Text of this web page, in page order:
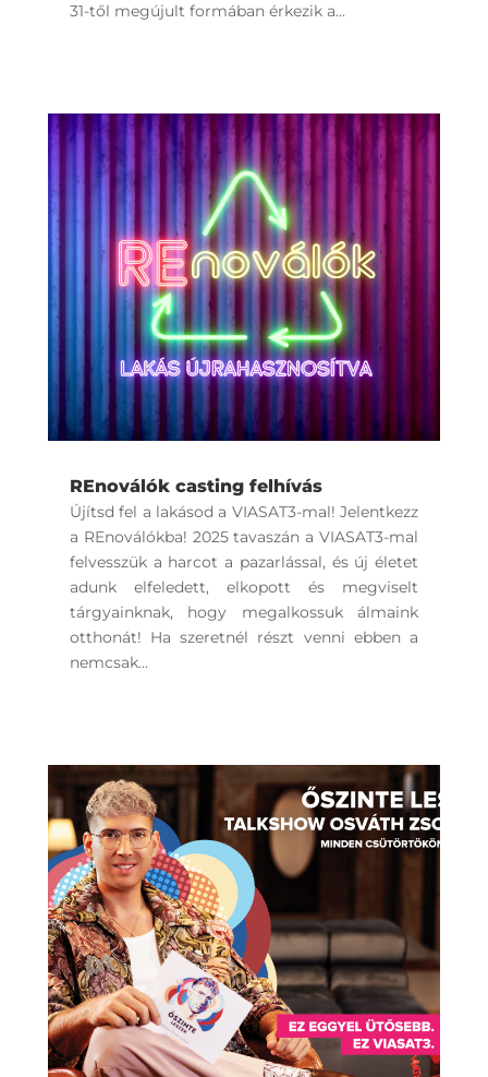
31-től megújult formában érkezik a...
REnoválók casting felhívás
Újítsd fel a lakásod a VIASAT3-mal! Jelentkezz
a REnoválókba! 2025 tavaszán a VIASAT3-mal
felvesszük a harcot a pazarlással, és új életet
adunk elfeledett, elkopott és megviselt
tárgyainknak, hogy megalkossuk álmaink
otthonát! Ha szeretnél részt venni ebben a
nemcsak...